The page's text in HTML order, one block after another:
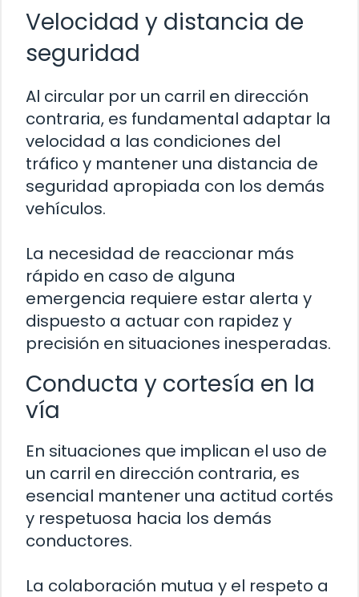
Velocidad y distancia de
seguridad
Al circular por un carril en dirección
contraria, es fundamental adaptar la
velocidad a las condiciones del
tráfico y mantener una distancia de
seguridad apropiada con los demás
vehículos.
La necesidad de reaccionar más
rápido en caso de alguna
emergencia requiere estar alerta y
dispuesto a actuar con rapidez y
precisión en situaciones inesperadas.
Conducta y cortesía en la
vía
En situaciones que implican el uso de
un carril en dirección contraria, es
esencial mantener una actitud cortés
y respetuosa hacia los demás
conductores.
La colaboración mutua y el respeto a